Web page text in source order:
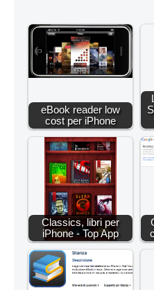
eBook reader low
cost per iPhone
Classics, libri per
iPhone - Top App